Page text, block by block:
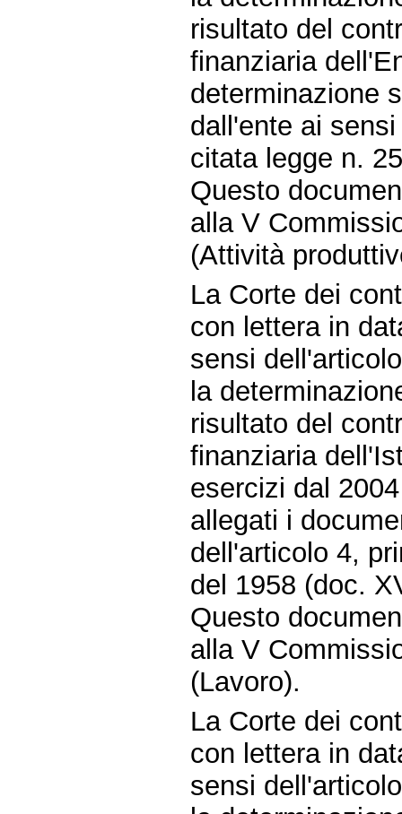
risultato del
finanziaria
determinazione
dall'ente ai
citata legge n.
Questo
alla V
(Attività
La Corte dei
con lettera in
sensi
la
risultato del
finanziaria
esercizi dal
allegati i
dell'articolo 4,
del 1958 (doc.
Questo
alla V
(Lavoro).
La Corte dei
con lettera in
sensi